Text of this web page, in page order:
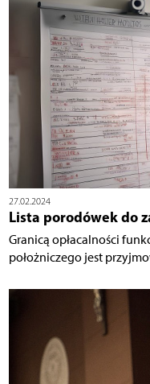
27.02.2024
Lista porodówek do
Granicą opłacalności
położniczego jest